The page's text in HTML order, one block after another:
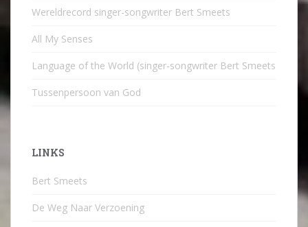
Wereldrecord singer-songwriter Bert Smeets
All My Senses
Language of the World (singer-songwriter Bert Smeets
Tussenpersoon van God
LINKS
Bert Smeets
De Weg Naar Verzoening